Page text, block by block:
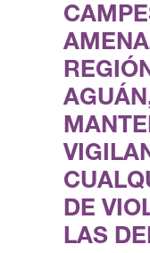
DE
LAS